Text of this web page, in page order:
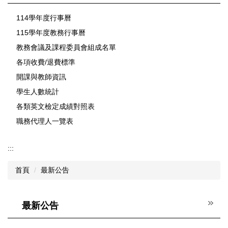
114學年度行事曆
115學年度教務行事曆
教務會議及課程委員會組成名單
各項收費/退費標準
開課與教師資訊
學生人數統計
各類英文檢定成績對照表
職務代理人一覽表
:::
首頁 最新公告
最新公告